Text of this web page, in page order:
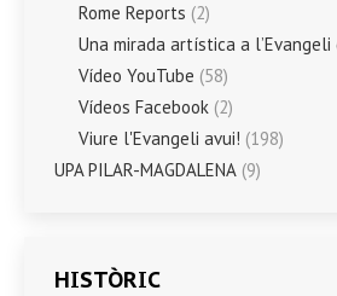
Rome Reports (2)
Una mirada artística a
Vídeo YouTube (58)
Vídeos Facebook (2)
Viure l'Evangeli avui! (198)
UPA PILAR-MAGDALENA (9)
HISTÒRIC